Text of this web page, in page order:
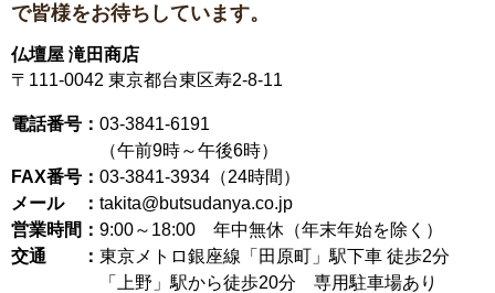
で皆様をお待ちしています。
仏壇屋 滝田商店
〒111-0042 東京都台東区寿2-8-11
電話番号： 03-3841-6191
（午前9時～午後6時）
FAX番号： 03-3841-3934（24時間）
メール ： takita@butsudanya.co.jp
営業時間： 9:00～18:00 年中無休（年末年始を除く）
交通 ： 東京メトロ銀座線「田原町」駅下車 徒歩2分
「上野」駅から徒歩20分 専用駐車場あり